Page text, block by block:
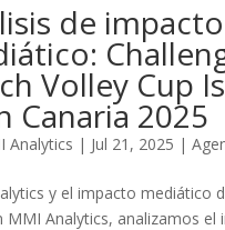
de impacto
Volley Cup
Canaria 2025
Analytics | Jul 21, 2025 |
y el impacto mediático
MMI Analytics, analizamos el